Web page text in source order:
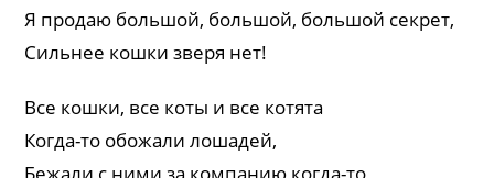
Я продаю большой, большой, большой секрет,
Сильнее кошки зверя нет!
Bсе кошки, все коты и все котята
Когда-то обожали лошадей,